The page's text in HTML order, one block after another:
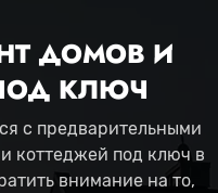
ДОМОВ И
КЛЮЧ
с предварительными
коттеджей под ключ в
внимание на то,